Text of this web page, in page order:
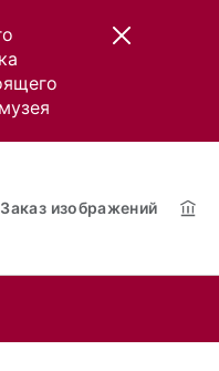
Заказ изображений